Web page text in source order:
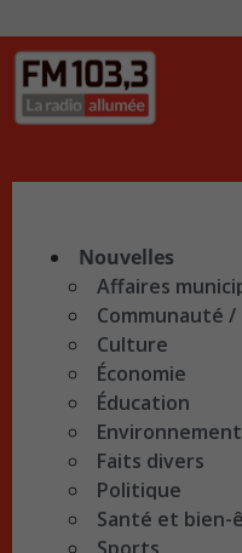
Nouvelles
Affaires
Communauté /
Culture
Économie
Éducation
Environnement
Faits divers
Politique
Santé et bien-